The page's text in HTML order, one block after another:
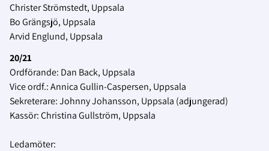
Christer Strömstedt, Uppsala
Bo Grängsjö, Uppsala
Arvid Englund, Uppsala
20/21
Ordförande: Dan Back, Uppsala
Vice ordf.: Annica Gullin-Caspersen, Uppsala
Sekreterare: Johnny Johansson, Uppsala (adjungerad)
Kassör: Christina Gullström, Uppsala
Ledamöter: